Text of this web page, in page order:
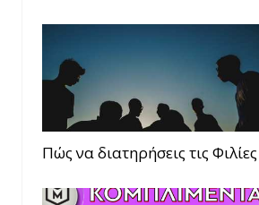
Πώς να διατηρήσεις τις